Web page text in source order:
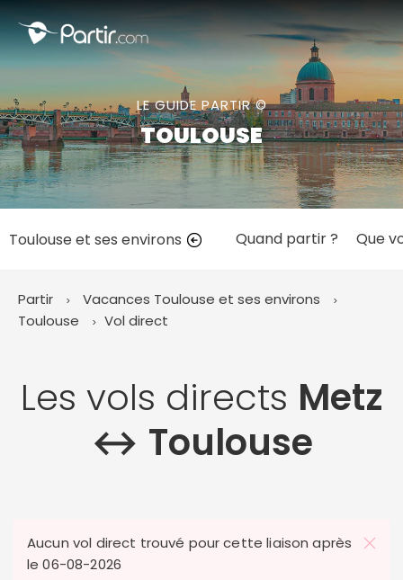
LE GUIDE PARTIR ©
TOULOUSE
Toulouse et ses environs Quand partir ? Que
Partir
Vacances Toulouse et ses environs
Toulouse
Vol direct
Les vols directs Metz
↔︎ Toulouse
Aucun vol direct trouvé pour cette liaison après
le 06-08-2026
Fermer
📍 Destinations populaires
☀️ Où partir par mois
Juillet
Août Septembre
Octobre